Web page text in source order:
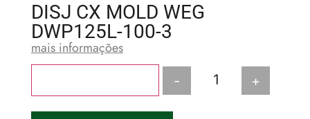
DISJ CX MOLD WEG
DWP125L-100-3
mais informações
- +